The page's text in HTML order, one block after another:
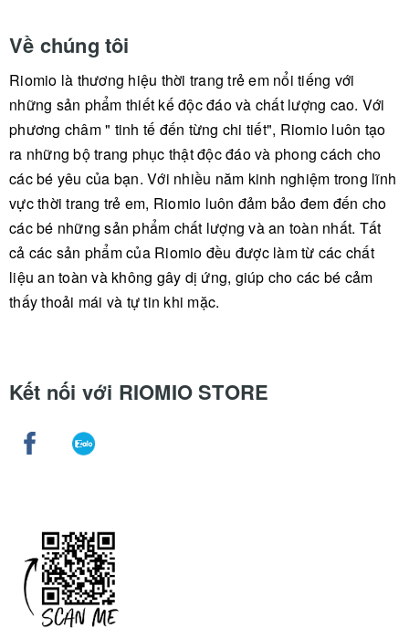
Về chúng tôi
Riomio là thương hiệu thời trang trẻ em nổi tiếng với
những sản phẩm thiết kế độc đáo và chất lượng cao. Với
phương châm " tinh tế đến từng chi tiết", Riomio luôn tạo
ra những bộ trang phục thật độc đáo và phong cách cho
các bé yêu của bạn. Với nhiều năm kinh nghiệm trong lĩnh
vực thời trang trẻ em, Riomio luôn đảm bảo đem đến cho
các bé những sản phẩm chất lượng và an toàn nhất. Tất
cả các sản phẩm của Riomio đều được làm từ các chất
liệu an toàn và không gây dị ứng, giúp cho các bé cảm
thấy thoải mái và tự tin khi mặc.
Kết nối với RIOMIO STORE